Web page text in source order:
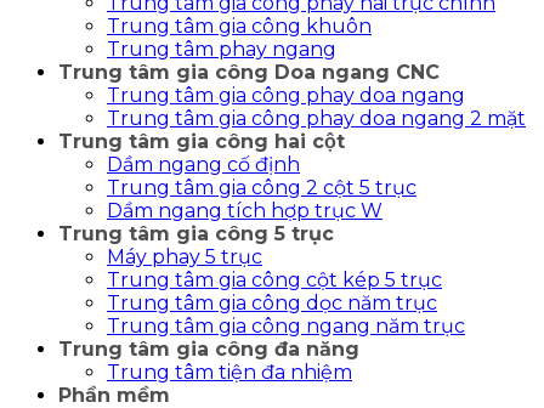
Trung tâm gia công khuôn
Trung tâm phay ngang
Trung tâm gia công Doa ngang CNC
Trung tâm gia công phay doa ngang
Trung tâm gia công phay doa ngang 2 mặt
Trung tâm gia công hai cột
Dầm ngang cố định
Trung tâm gia công 2 cột 5 trục
Dầm ngang tích hợp trục W
Trung tâm gia công 5 trục
Máy phay 5 trục
Trung tâm gia công cột kép 5 trục
Trung tâm gia công dọc năm trục
Trung tâm gia công ngang năm trục
Trung tâm gia công đa năng
Trung tâm tiện đa nhiệm
Phần mềm